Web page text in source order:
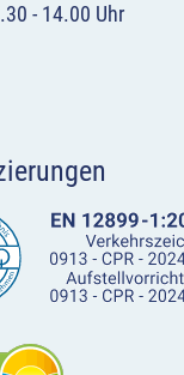
- 14.00 Uhr